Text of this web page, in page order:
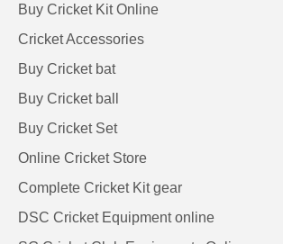
Buy Cricket Kit Online
Cricket Accessories
Buy Cricket bat
Buy Cricket ball
Buy Cricket Set
Online Cricket Store
Complete Cricket Kit gear
DSC Cricket Equipment online